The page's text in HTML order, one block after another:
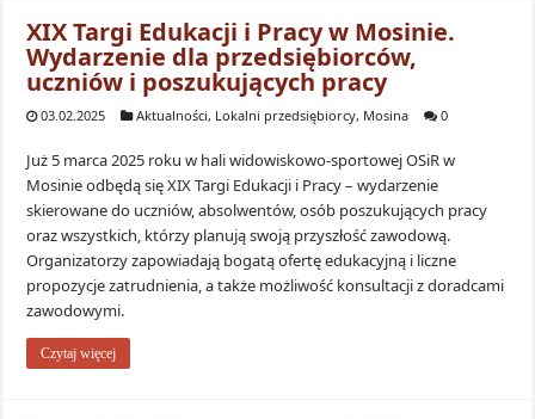
XIX Targi Edukacji i Pracy w Mosinie.
Wydarzenie dla przedsiębiorców,
uczniów i poszukujących pracy
03.02.2025 Aktualności, Lokalni przedsiębiorcy, Mosina 0
Już 5 marca 2025 roku w hali widowiskowo-sportowej OSiR w
Mosinie odbędą się XIX Targi Edukacji i Pracy – wydarzenie
skierowane do uczniów, absolwentów, osób poszukujących pracy
oraz wszystkich, którzy planują swoją przyszłość zawodową.
Organizatorzy zapowiadają bogatą ofertę edukacyjną i liczne
propozycje zatrudnienia, a także możliwość konsultacji z doradcami
zawodowymi.
Czytaj więcej